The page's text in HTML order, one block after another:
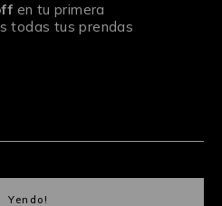
en tu primera
todas tus prendas